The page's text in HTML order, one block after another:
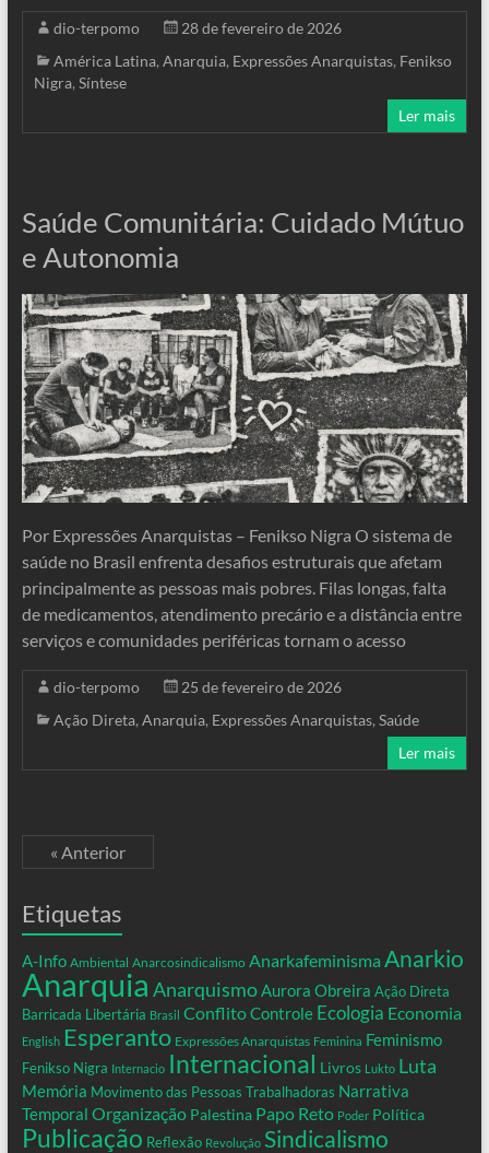
dio-terpomo
28 de fevereiro de 2026
América Latina,Anarquia, Expressões Anarquistas, Fenikso
Nigra,Síntese
Ler mais
Saúde Comunitária: Cuidado Mútuo
e Autonomia
Por Expressões Anarquistas – Fenikso Nigra O sistema de
saúde no Brasil enfrenta desafios estruturais que afetam
principalmente as pessoas mais pobres. Filas longas, falta
de medicamentos, atendimento precário e a distância entre
serviços e comunidades periféricas tornam o acesso
dio-terpomo
25 de fevereiro de 2026
Ação Direta, Anarquia, Expressões Anarquistas, Saúde
Ler mais
« Anterior
Etiquetas
A-Info Ambiental Anarcosindicalismo Anarkafeminisma Anarkio
Anarquia AnarquismoAurora Obreira Ação Direta
Barricada Libertária Brasil ConflitoControle Ecologia Economia
English Esperanto Expressões Anarquistas Feminina Feminismo
Fenikso Nigra Internacio Internacional Livros Lukto Luta
Memória Movimento das Pessoas Trabalhadoras Narrativa
Temporal Organização Palestina Papo Reto Poder Política
Publicação Reflexão Revolução Sindicalismo